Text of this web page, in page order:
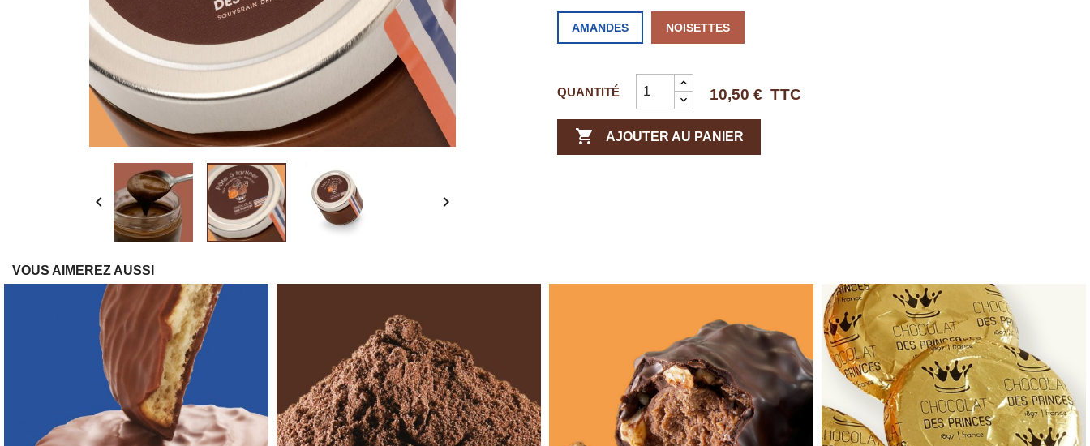
 
AMANDES NOISETTES
QUANTITÉ 10,50 € TTC
 AJOUTER AU PANIER
VOUS AIMEREZ AUSSI